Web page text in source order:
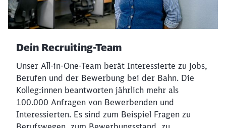
Dein Recruiting-Team
Unser All-in-One-Team berät Interessierte zu Jobs,
Berufen und der Bewerbung bei der Bahn. Die
Kolleg:innen beantworten jährlich mehr als
100.000 Anfragen von Bewerbenden und
Interessierten. Es sind zum Beispiel Fragen zu